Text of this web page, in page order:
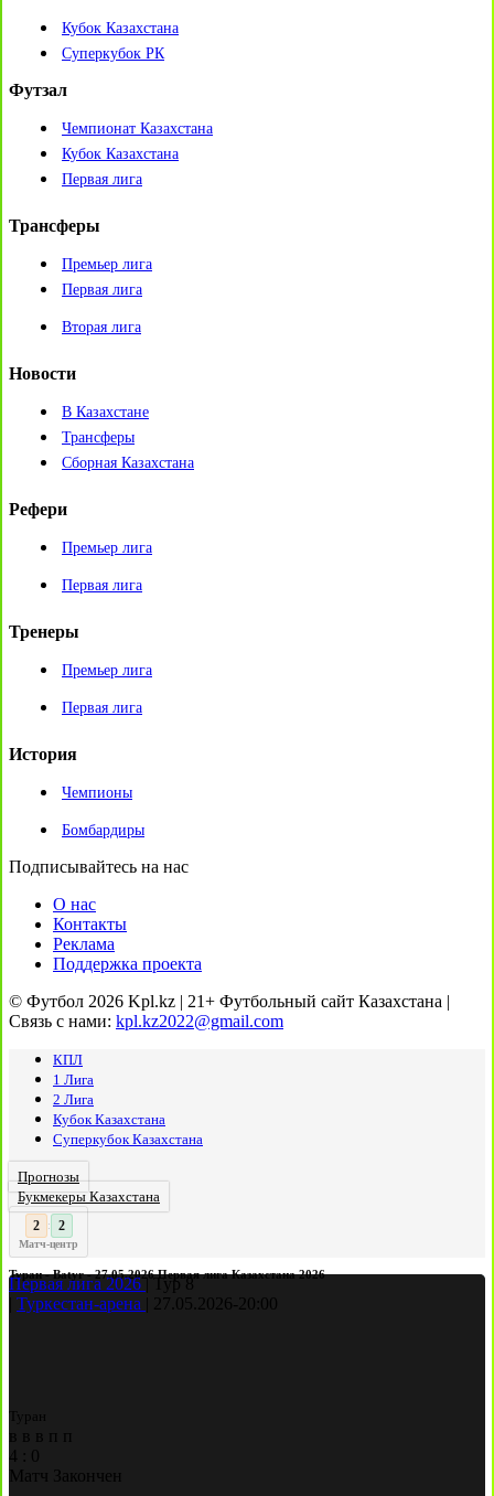
Кубок Казахстана
Суперкубок РК
Футзал
Чемпионат Казахстана
Кубок Казахстана
Первая лига
Трансферы
Премьер лига
Первая лига
Вторая лига
Новости
В Казахстане
Трансферы
Сборная Казахстана
Рефери
Премьер лига
Первая лига
Тренеры
Премьер лига
Первая лига
История
Чемпионы
Бомбардиры
Подписывайтесь на нас
О нас
Контакты
Реклама
Поддержка проекта
© Футбол 2026 Kpl.kz | 21+ Футбольный сайт Казахстана |
Связь с нами: kpl.kz2022@gmail.com
КПЛ
1 Лига
2 Лига
Кубок Казахстана
Суперкубок Казахстана
Прогнозы
Букмекеры Казахстана
3 : 2
Матч-центр
Туран - Batyr - 27.05.2026 Первая лига Казахстана 2026
Первая лига 2026| Тур 8
Туркестан-арена 27.05.2026- 20:00
Туран
в в в п
п
4
0
Матч Закончен